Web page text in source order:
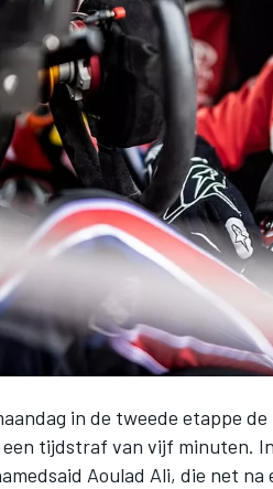
in de tweede etappe
tijdstraf van vijf minuten.
Aoulad Ali, die net